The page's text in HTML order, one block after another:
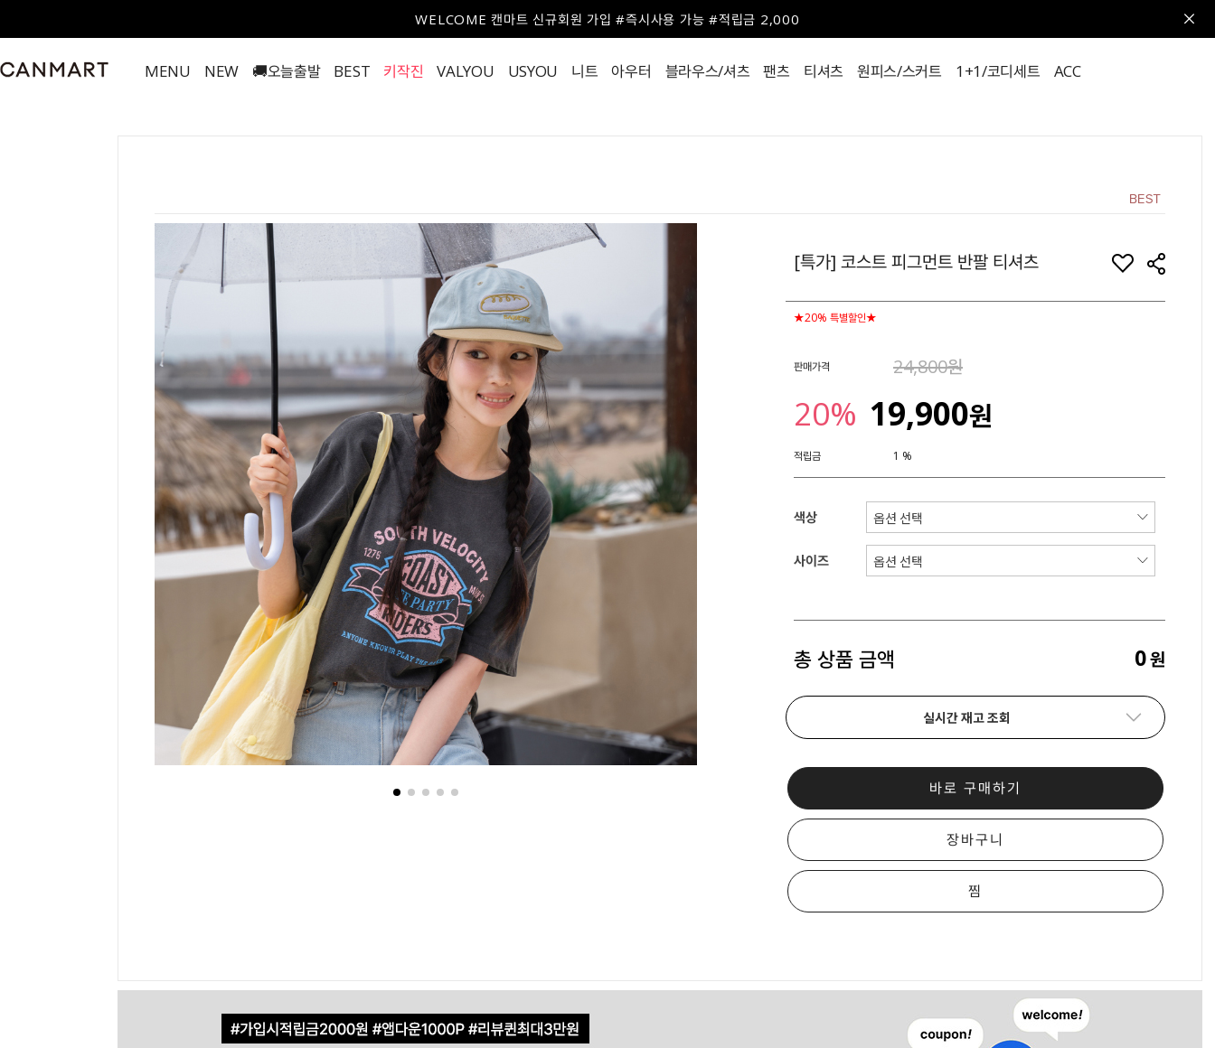
WELCOME 캔마트 신규회원 가입 #즉시사용 가능 #적립금 2,000
MENU NEW 🚚오늘출발 BEST 키작진 VALYOU USYOU 니트 아우터 블라우스/셔츠 팬츠 티셔츠 원피스/스커트 1+1/코디세트 ACC
[특가] 코스트 피그먼트 반팔 티셔츠
★20% 특별할인★
판매가격 24,800원
20% 19,900원
적립금 1 %
색상
사이즈
총 상품 금액 0원
실시간 재고 조회
바로 구매하기
장바구니
찜